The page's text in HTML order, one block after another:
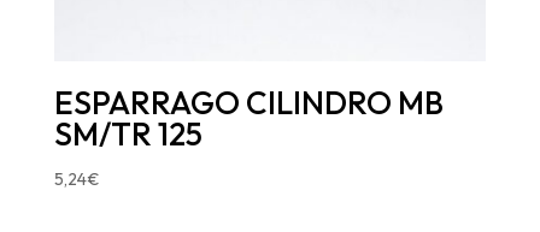
ESPARRAGO CILINDRO MB
SM/TR 125
5,24€